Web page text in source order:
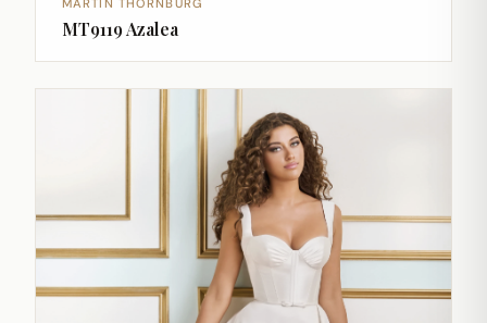
MT9119 Azalea